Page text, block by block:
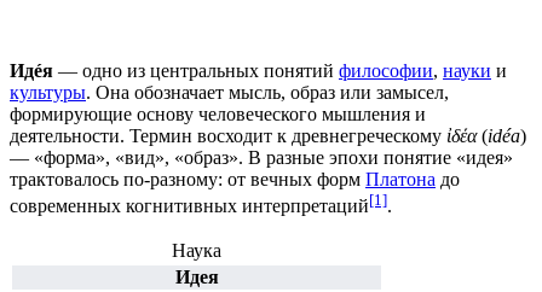
Идéя — одно из центральных понятий философии, науки и
культуры. Она обозначает мысль, образ или замысел,
формирующие основу человеческого мышления и
деятельности. Термин восходит к древнегреческому ἰδέα(idéa)
— «форма», «вид», «образ». В разные эпохи понятие «идея»
трактовалось по-разному: от вечных форм Платона до
современных когнитивных интерпретаций[1].
Наука
Идея